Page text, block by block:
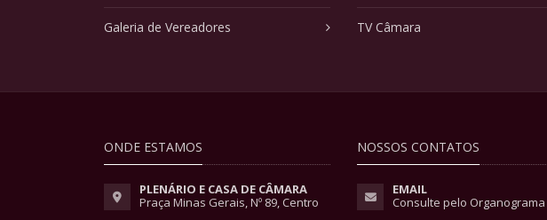
Galeria de Vereadores TV Câmara
ONDE ESTAMOS
PLENÁRIO E CASA DE CÂMARA
Praça Minas Gerais, Nº 89, Centro
NOSSOS CONTATOS
EMAIL
Consulte pelo Organograma